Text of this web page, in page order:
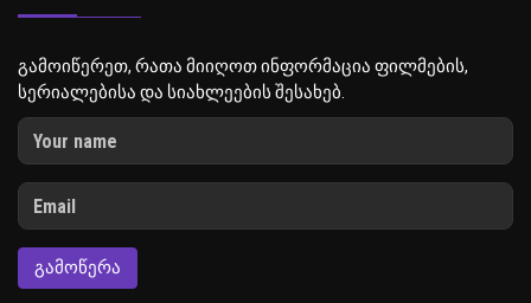
გამოიწერეთ, რათა მიიღოთ ინფორმაცია ფილმების,
სერიალებისა და სიახლეების შესახებ.
ᲒᲐᲛᲝᲬᲔᲠᲐ